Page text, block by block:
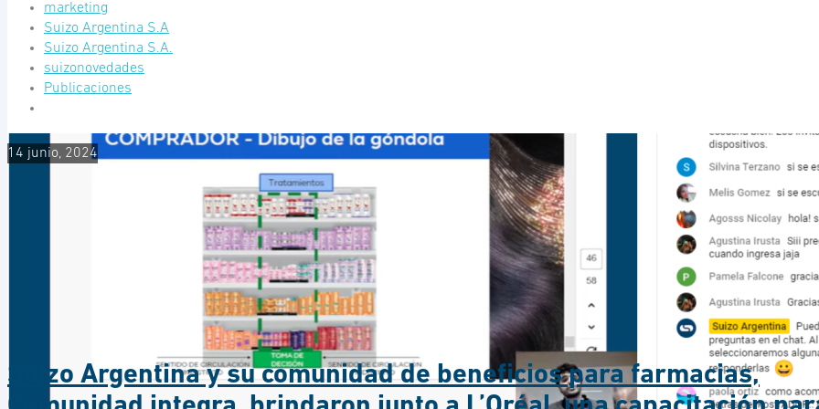
marketing
Suizo Argentina S.A
Suizo Argentina S.A.
suizonovedades
Publicaciones
14 junio, 2024
Suizo Argentina y su comunidad de beneficios para farmacias,